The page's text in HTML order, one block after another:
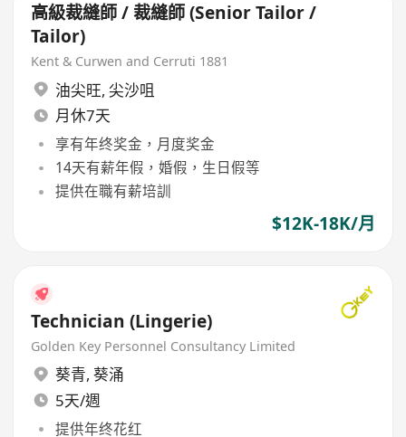
高級裁縫師 / 裁縫師 (Senior Tailor /
Tailor)
Kent & Curwen and Cerruti 1881
油尖旺, 尖沙咀
月休7天
享有年终奖金，月度奖金
14天有薪年假，婚假，生日假等
提供在職有薪培訓
$12K-18K/月
Technician (Lingerie)
Golden Key Personnel Consultancy Limited
葵青, 葵涌
5天/週
提供年终花红